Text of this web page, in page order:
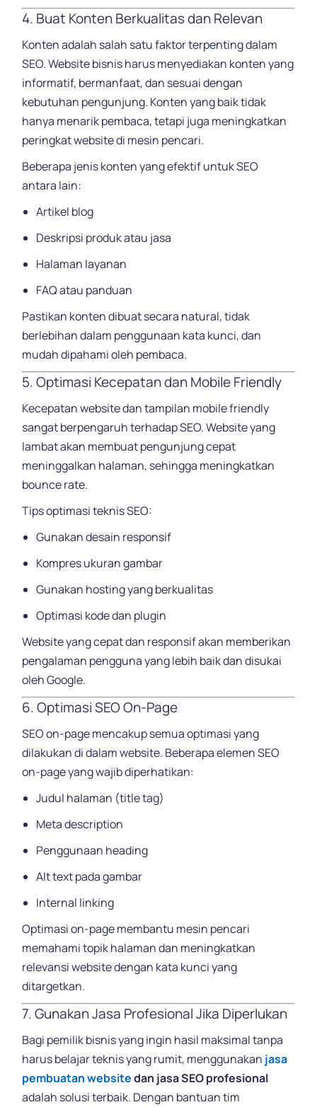
4. Buat Konten Berkualitas dan Relevan
Konten adalah salah satu faktor terpenting dalam
SEO. Website bisnis harus menyediakan konten yang
informatif, bermanfaat, dan sesuai dengan
kebutuhan pengunjung. Konten yang baik tidak
hanya menarik pembaca, tetapi juga meningkatkan
peringkat website di mesin pencari.
Beberapa jenis konten yang efektif untuk SEO
antara lain:
Artikel blog
Deskripsi produk atau jasa
Halaman layanan
FAQ atau panduan
Pastikan konten dibuat secara natural, tidak
berlebihan dalam penggunaan kata kunci, dan
mudah dipahami oleh pembaca.
5. Optimasi Kecepatan dan Mobile Friendly
Kecepatan website dan tampilan mobile friendly
sangat berpengaruh terhadap SEO. Website yang
lambat akan membuat pengunjung cepat
meninggalkan halaman, sehingga meningkatkan
bounce rate.
Tips optimasi teknis SEO:
Gunakan desain responsif
Kompres ukuran gambar
Gunakan hosting yang berkualitas
Optimasi kode dan plugin
Website yang cepat dan responsif akan memberikan
pengalaman pengguna yang lebih baik dan disukai
oleh Google.
6. Optimasi SEO On-Page
SEO on-page mencakup semua optimasi yang
dilakukan di dalam website. Beberapa elemen SEO
on-page yang wajib diperhatikan:
Judul halaman (title tag)
Meta description
Penggunaan heading
Alt text pada gambar
Internal linking
Optimasi on-page membantu mesin pencari
memahami topik halaman dan meningkatkan
relevansi website dengan kata kunci yang
ditargetkan.
7. Gunakan Jasa Profesional Jika Diperlukan
Bagi pemilik bisnis yang ingin hasil maksimal tanpa
harus belajar teknis yang rumit, menggunakan jasa
pembuatan websitedan jasa SEO profesional
adalah solusi terbaik. Dengan bantuan tim